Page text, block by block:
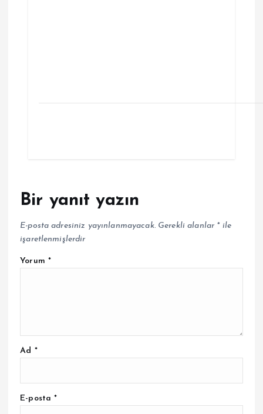
Bir yanıt yazın
E-posta adresiniz yayınlanmayacak. Gerekli alanlar *ile
işaretlenmişlerdir
Yorum *
Ad *
E-posta*